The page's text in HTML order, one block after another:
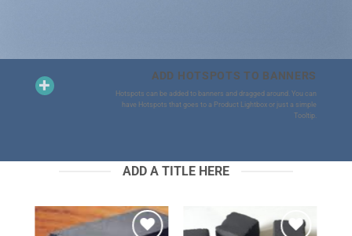
ADD HOTSPOTS TO BANNERS
Hotspots can be added to banners and dragged around. You can
have Hotspots that goes to a Product Lightbox or just a simple
Tooltip.
ADD A TITLE HERE